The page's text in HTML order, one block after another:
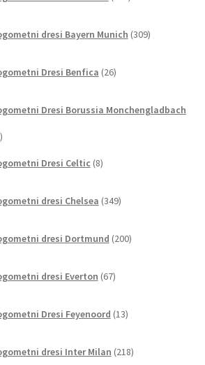
izdelkov
dresi Bayern Munich 309izdelkov
Dresi Benfica 26izdelkov
Dresi Borussia Monchengladbach
Dresi Celtic 8izdelkov
dresi Chelsea 349izdelkov
dresi Dortmund 200izdelkov
dresi Everton 67izdelkov
Dresi Feyenoord 13izdelkov
dresi Inter Milan 218izdelkov